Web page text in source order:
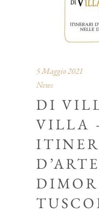
5 Maggio 2021
News
DI
VILLA